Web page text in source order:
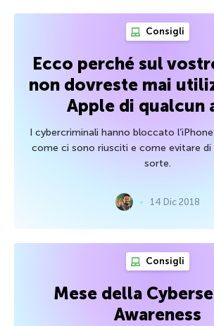
Consigli
Ecco perché sul
non dovreste mai
Apple di qualcun
I cybercriminali hanno bloccato
come ci sono riusciti e come evitare di
sorte.
14 Dic 2018
Consigli
Mese della
Awareness